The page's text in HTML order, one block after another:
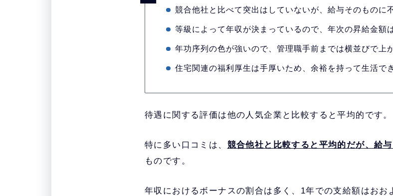
競合他社と比べて突出はしていないが、給与そのものに
等級によって年収が決まっているので、年次の昇給金額
年功序列の色が強いので、管理職手前までは横並びで上
住宅関連の福利厚生は手厚いため、余裕を持って生活で
待遇に関する評価は他の人気企業と比較すると平均的です。
特に多い口コミは、 競合他社と比較すると平均的だが、給
ものです。
年収におけるボーナスの割合は多く、1年での支給額はおお